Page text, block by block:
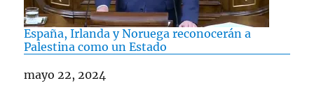
España, Irlanda y Noruega reconocerán a
Palestina como un Estado
Fecha
mayo 22, 2024